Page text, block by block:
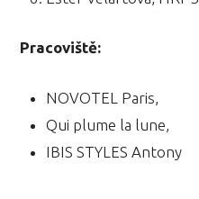
Pracoviště:
NOVOTEL Paris,
Qui plume la lune,
IBIS STYLES Antony